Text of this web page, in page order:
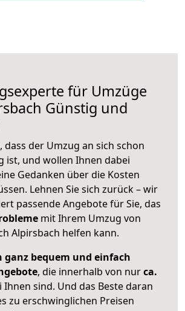
für Umzüge
Günstig und
dass der Umzug an sich schon
ist, und wollen Ihnen dabei
Gedanken über die Kosten
Lehnen Sie sich zurück – wir
passende Angebote für Sie, das
mit Ihrem Umzug von
Alpirsbach helfen kann.
ganz bequem und einfach
, die innerhalb von nurca.
Ihnen sind. Und das Beste daran
zu erschwinglichen Preisen